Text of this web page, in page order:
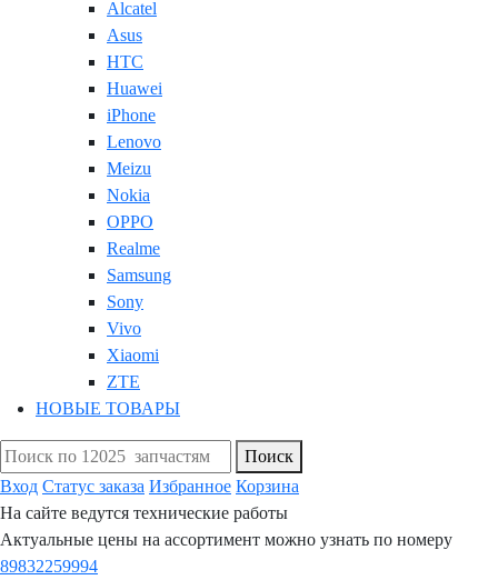
Alcatel
Asus
HTC
Huawei
iPhone
Lenovo
Meizu
Nokia
OPPO
Realme
Samsung
Sony
Vivo
Xiaomi
ZTE
НОВЫЕ ТОВАРЫ
Поиск
Вход Статус заказа Избранное Корзина
На сайте ведутся технические работы
Актуальные цены на ассортимент можно узнать по номеру
89832259994